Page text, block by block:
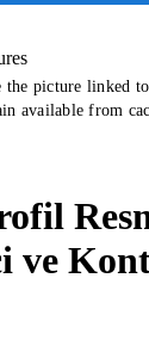
picture linked to
available from
ve